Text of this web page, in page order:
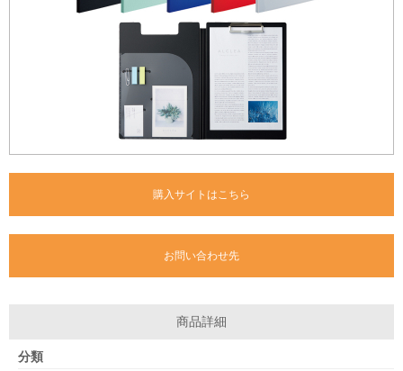
購入サイトはこちら
お問い合わせ先
商品詳細
分類